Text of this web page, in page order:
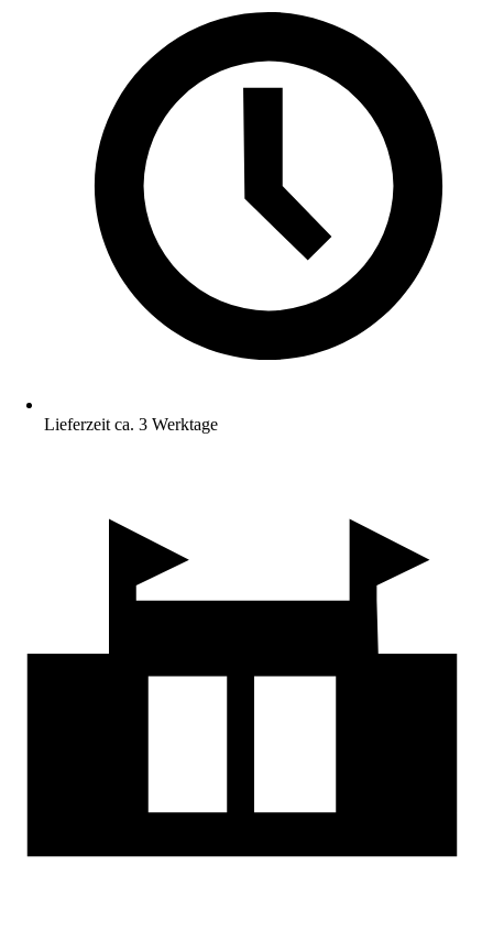
Lieferzeit ca. 3 Werktage